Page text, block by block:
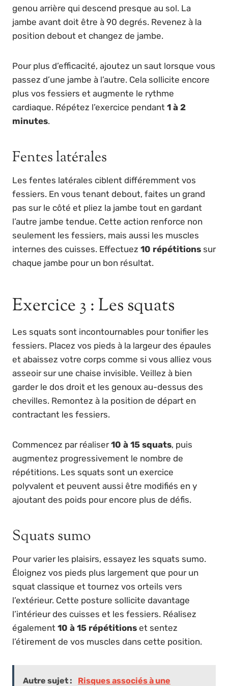
genou arrière qui descend presque au sol. La
jambe avant doit être à 90 degrés. Revenez à la
position debout et changez de jambe.
Pour plus d’efficacité, ajoutez un saut lorsque vous
passez d’une jambe à l’autre. Cela sollicite encore
plus vos fessiers et augmente le rythme
cardiaque. Répétez l’exercice pendant 1 à 2
minutes.
Fentes latérales
Les fentes latérales ciblent différemment vos
fessiers. En vous tenant debout, faites un grand
pas sur le côté et pliez la jambe tout en gardant
l’autre jambe tendue. Cette action renforce non
seulement les fessiers, mais aussi les muscles
internes des cuisses. Effectuez 10 répétitions sur
chaque jambe pour un bon résultat.
Exercice 3 : Les squats
Les squats sont incontournables pour tonifier les
fessiers. Placez vos pieds à la largeur des épaules
et abaissez votre corps comme si vous alliez vous
asseoir sur une chaise invisible. Veillez à bien
garder le dos droit et les genoux au-dessus des
chevilles. Remontez à la position de départ en
contractant les fessiers.
Commencez par réaliser10 à 15 squats, puis
augmentez progressivement le nombre de
répétitions. Les squats sont un exercice
polyvalent et peuvent aussi être modifiés en y
ajoutant des poids pour encore plus de défis.
Squats sumo
Pour varier les plaisirs, essayez les squats sumo.
Éloignez vos pieds plus largement que pour un
squat classique et tournez vos orteils vers
l’extérieur. Cette posture sollicite davantage
l’intérieur des cuisses et les fessiers. Réalisez
également 10 à 15 répétitions et sentez
l’étirement de vos muscles dans cette position.
Autre sujet :
Risques associés à une